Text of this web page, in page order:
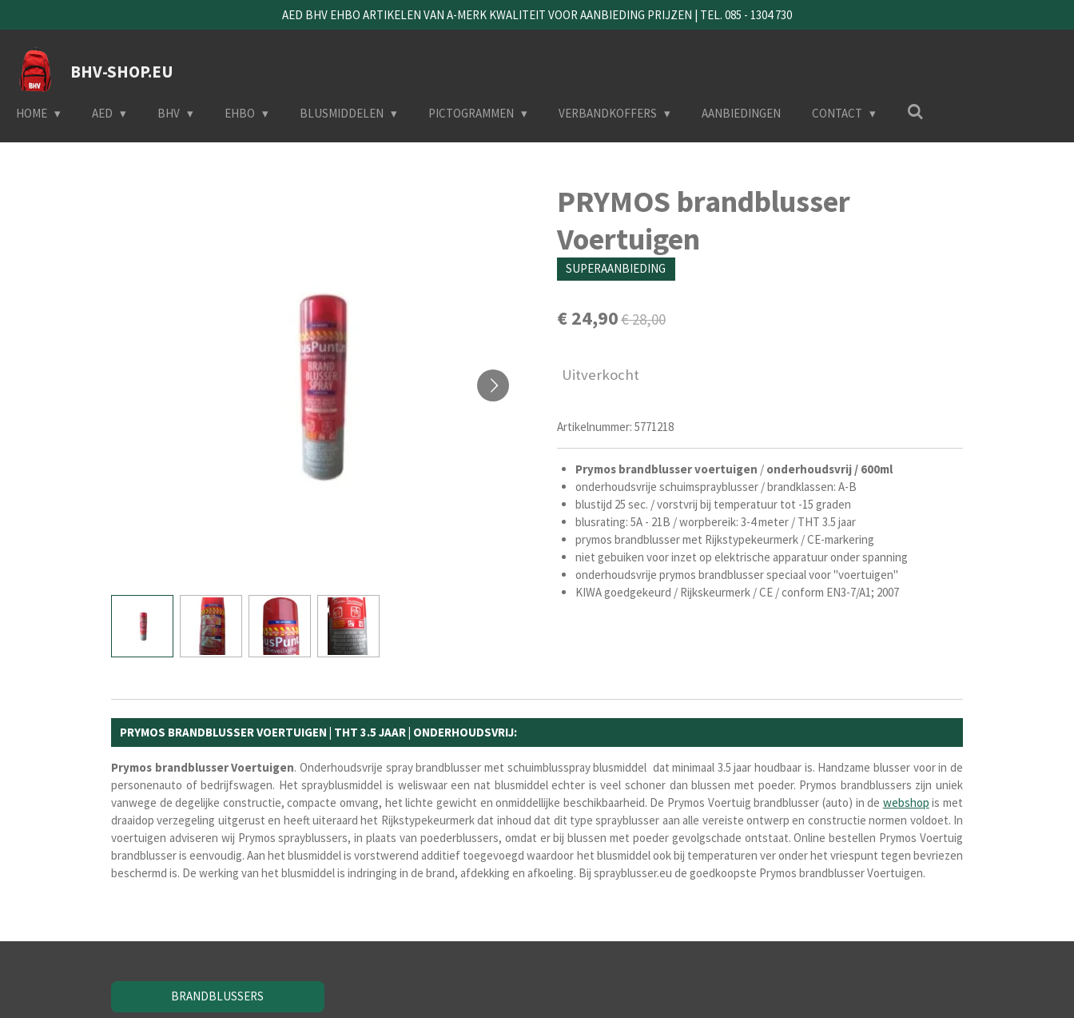
direct
naar
hoofdinhoud
AED BHV EHBO ARTIKELEN VAN A-MERK KWALITEIT VOOR AANBIEDING PRIJZEN | TEL. 085 - 1304 730
BHV-SHOP.EU
HOME AED BHV EHBO BLUSMIDDELEN PICTOGRAMMEN VERBANDKOFFERS AANBIEDINGEN CONTACT
PRYMOS brandblusser
Voertuigen
SUPERAANBIEDING
€ 24,90€ 28,00
Uitverkocht
Artikelnummer: 5771218
Prymos brandblusser voertuigen / onderhoudsvrij / 600ml
onderhoudsvrije schuimsprayblusser / brandklassen: A-B
blustijd 25 sec. / vorstvrij bij temperatuur tot -15 graden
blusrating: 5A - 21B / worpbereik: 3-4 meter / THT 3.5 jaar
prymos brandblusser met Rijkstypekeurmerk / CE-markering
niet gebuiken voor inzet op elektrische apparatuur onder spanning
onderhoudsvrije prymos brandblusser speciaal voor "voertuigen"
KIWA goedgekeurd / Rijkskeurmerk / CE / conform EN3-7/A1; 2007
PRYMOS BRANDBLUSSER VOERTUIGEN | THT 3.5 JAAR | ONDERHOUDSVRIJ:
Prymos brandblusserVoertuigen. Onderhoudsvrije spray brandblusser met schuimblusspray blusmiddel dat minimaal 3.5 jaar houdbaar is. Handzame blusser voor in de
personenauto of bedrijfswagen. Het sprayblusmiddel is weliswaar een nat blusmiddel echter is veel schoner dan blussen met poeder. Prymos brandblussers zijn uniek
vanwege de degelijke constructie, compacte omvang, het lichte gewicht en onmiddellijke beschikbaarheid. De Prymos Voertuig brandblusser (auto) in de webshop is met
draaidop verzegeling uitgerust en heeft uiteraard het Rijkstypekeurmerk dat inhoud dat dit type sprayblusser aan alle vereiste ontwerp en constructie normen voldoet. In
voertuigen adviseren wij Prymos sprayblussers, in plaats van poederblussers, omdat er bij blussen met poeder gevolgschade ontstaat. Online bestellen Prymos Voertuig
brandblusser is eenvoudig. Aan het blusmiddel is vorstwerend additief toegevoegd waardoor het blusmiddel ook bij temperaturen ver onder het vriespunt tegen bevriezen
beschermd is. De werking van het blusmiddel is indringing in de brand, afdekking en afkoeling. Bij sprayblusser.eu de goedkoopste Prymos brandblusser Voertuigen.
BRANDBLUSSERS